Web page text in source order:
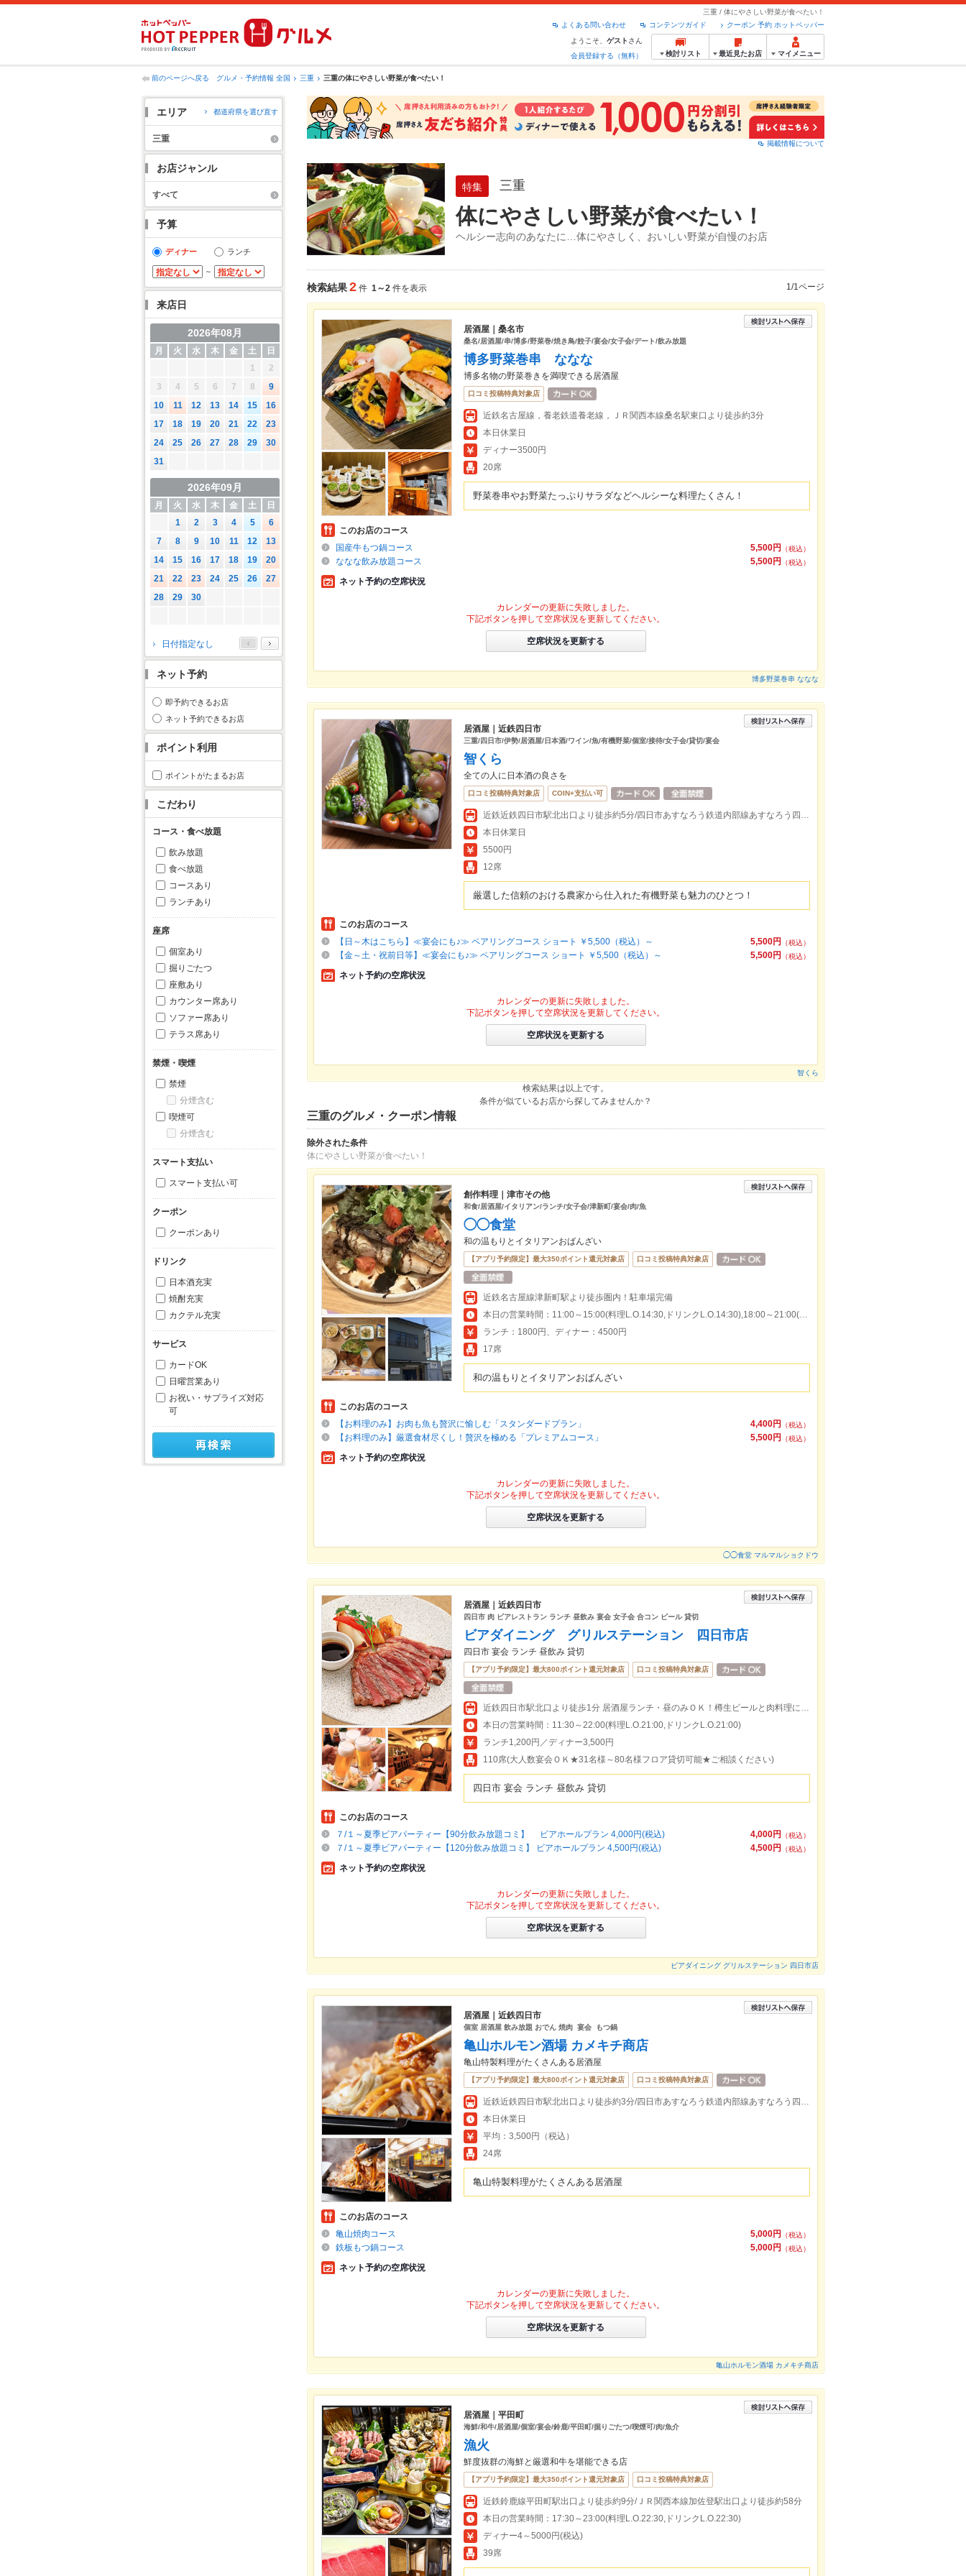
三重 / 体にやさしい野菜が食べたい！
クーポン 予約 ホットペッパー
コンテンツガイド
よくある問い合わせ
ようこそ、 ゲスト さん
会員登録する（無料）
検討リスト 最近見たお店 マイメニュー
前のページへ戻る グルメ・予約情報 全国 三重 三重の体にやさしい野菜が食べたい！
エリア 都道府県を選び直す
三重
お店ジャンル
すべて
予算
ディナー ランチ
～
来店日
2026年08月
月 火 水 木 金 土
日
1
2
3
4 5 6 7 8
9
10
11 12 13 14 15
16
17
18 19 20 21 22
23
24
25 26 27 28 29
30
31
2026年09月
月 火 水 木 金 土
日
1
2 3 4 5
6
7
8 9 10 11 12
13
14
15 16 17 18 19
20
21
22 23 24 25 26
27
28
29 30
2026年10月
月 火 水 木 金 土
日
5
12
14 15 16
19
20 21 22 23 24
25
26
27 28 29
日付指定なし
ネット予約
即予約できるお店
ネット予約できるお店
ポイント利用
ポイントがたまるお店
こだわり
コース・食べ放題
飲み放題
食べ放題
コースあり
ランチあり
座席
個室あり
掘りごたつ
座敷あり
カウンター席あり
ソファー席あり
テラス席あり
禁煙・喫煙
禁煙
分煙含む
喫煙可
分煙含む
スマート支払い
スマート支払い可
クーポン
クーポンあり
ドリンク
日本酒充実
焼酎充実
カクテル充実
サービス
カードOK
日曜営業あり
お祝い・サプライズ対応
可
掲載情報について
特集 三重
体にやさしい野菜が食べたい！
ヘルシー志向のあなたに…体にやさしく、おいしい野菜が自慢のお店
検索結果2 件 1～2 件を表示 1/1ページ
居酒屋｜桑名市
桑名/居酒屋/串/博多/野菜巻/焼き鳥/餃子/宴会/女子会/デート/飲み放題
博多野菜巻串 ななな
博多名物の野菜巻きを満喫できる居酒屋
口コミ投稿特典対象店
近鉄名古屋線，養老鉄道養老線，ＪＲ関西本線桑名駅東口より徒歩約3分
本日休業日
ディナー3500円
20席
野菜巻串やお野菜たっぷりサラダなどヘルシーな料理たくさん！
このお店のコース
5,500円
（税込）
国産牛もつ鍋コース
5,500円
（税込）
ななな飲み放題コース
ネット予約の空席状況
カレンダーの更新に失敗しました。
下記ボタンを押して空席状況を更新してください。
空席状況を更新する
博多野菜巻串 ななな
居酒屋｜近鉄四日市
三重/四日市/伊勢/居酒屋/日本酒/ワイン/魚/有機野菜/個室/接待/女子会/貸切/宴会
智くら
全ての人に日本酒の良さを
口コミ投稿特典対象店 COIN+支払い可
近鉄近鉄四日市駅北出口より徒歩約5分/四日市あすなろう鉄道内部線あすなろう四日市駅出口より徒歩約8分
本日休業日
5500円
12席
厳選した信頼のおける農家から仕入れた有機野菜も魅力のひとつ！
このお店のコース
5,500円
（税込）
【日～木はこちら】≪宴会にも♪≫ ペアリングコース ショート ￥5,500（税込）～
5,500円
（税込）
【金～土・祝前日等】≪宴会にも♪≫ ペアリングコース ショート ￥5,500（税込）～
ネット予約の空席状況
カレンダーの更新に失敗しました。
下記ボタンを押して空席状況を更新してください。
空席状況を更新する
智くら
検索結果は以上です。
条件が似ているお店から探してみませんか？
三重のグルメ・クーポン情報
除外された条件
体にやさしい野菜が食べたい！
創作料理｜津市その他
和食/居酒屋/イタリアン/ランチ/女子会/津新町/宴会/肉/魚
◯◯食堂
和の温もりとイタリアンおばんざい
【アプリ予約限定】最大350ポイント還元対象店 口コミ投稿特典対象店
近鉄名古屋線津新町駅より徒歩圏内！駐車場完備
本日の営業時間：11:00～15:00(料理L.O.14:30,ドリンクL.O.14:30),18:00～21:00(料理L.O.20:30,ドリンクL.O.20:30)
ランチ：1800円、ディナー：4500円
17席
和の温もりとイタリアンおばんざい
このお店のコース
4,400円
（税込）
【お料理のみ】お肉も魚も贅沢に愉しむ「スタンダードプラン」
5,500円
（税込）
【お料理のみ】厳選食材尽くし！贅沢を極める「プレミアムコース」
ネット予約の空席状況
カレンダーの更新に失敗しました。
下記ボタンを押して空席状況を更新してください。
空席状況を更新する
◯◯食堂 マルマルショクドウ
居酒屋｜近鉄四日市
四日市 肉 ビアレストラン ランチ 昼飲み 宴会 女子会 合コン ビール 貸切
ビアダイニング グリルステーション 四日市店
四日市 宴会 ランチ 昼飲み 貸切
【アプリ予約限定】最大800ポイント還元対象店 口コミ投稿特典対象店
近鉄四日市駅北口より徒歩1分 居酒屋ランチ・昼のみＯＫ！樽生ビールと肉料理にこだわるバルです
本日の営業時間：11:30～22:00(料理L.O.21:00,ドリンクL.O.21:00)
ランチ1,200円／ディナー3,500円
110席(大人数宴会ＯＫ★31名様～80名様フロア貸切可能★ご相談ください)
四日市 宴会 ランチ 昼飲み 貸切
このお店のコース
4,000円
（税込）
７/１～夏季ビアパーティー【90分飲み放題コミ】 ビアホールプラン 4,000円(税込)
4,500円
（税込）
７/１～夏季ビアパーティー【120分飲み放題コミ】 ビアホールプラン 4,500円(税込)
ネット予約の空席状況
カレンダーの更新に失敗しました。
下記ボタンを押して空席状況を更新してください。
空席状況を更新する
ビアダイニング グリルステーション 四日市店
居酒屋｜近鉄四日市
個室 居酒屋 飲み放題 おでん 焼肉 宴会 もつ鍋
亀山ホルモン酒場 カメキチ商店
亀山特製料理がたくさんある居酒屋
【アプリ予約限定】最大800ポイント還元対象店 口コミ投稿特典対象店
近鉄近鉄四日市駅北出口より徒歩約3分/四日市あすなろう鉄道内部線あすなろう四日市駅出口より徒歩約6分/伊勢鉄道，
本日休業日
平均：3,500円（税込）
24席
亀山特製料理がたくさんある居酒屋
このお店のコース
5,000円
（税込）
亀山焼肉コース
5,000円
（税込）
鉄板もつ鍋コース
ネット予約の空席状況
カレンダーの更新に失敗しました。
下記ボタンを押して空席状況を更新してください。
空席状況を更新する
亀山ホルモン酒場 カメキチ商店
居酒屋｜平田町
海鮮/和牛/居酒屋/個室/宴会/鈴鹿/平田町/掘りごたつ/喫煙可/肉/魚介
漁火
鮮度抜群の海鮮と厳選和牛を堪能できる店
【アプリ予約限定】最大350ポイント還元対象店 口コミ投稿特典対象店
近鉄鈴鹿線平田町駅出口より徒歩約9分/ＪＲ関西本線加佐登駅出口より徒歩約58分
本日の営業時間：17:30～23:00(料理L.O.22:30,ドリンクL.O.22:30)
ディナー4～5000円(税込)
39席